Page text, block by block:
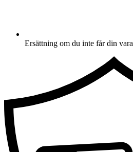
Ersättning om du inte får din vara